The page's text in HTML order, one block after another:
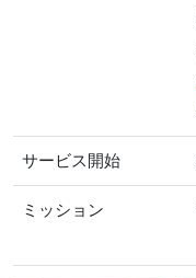
サービス開始
ミッション